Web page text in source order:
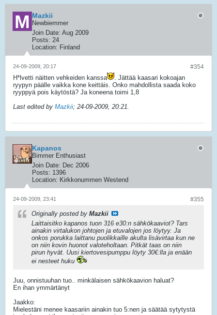
Mazkii
Newbiemmer
Join Date: Aug 2009
Posts: 24
Location: Finland
#354
24-09-2009, 20:17
H*lvetti näitten vehkeiden kanssa
. Jättää kaasari kokoajan
ryypyn päälle vaikka kone keittäis. Onko mahdollista saada koko
ryyppyä pois käytöstä? Ja koneena toimi 1,8
Last edited by Mazkii; 24-09-2009, 20:21.
Kapanos
Bimmer Enthusiast
Join Date: Dec 2006
Posts: 1396
Location: Kirkkonummen Westend
#355
24-09-2009, 23:41
Originally posted by Mazkii
Laittaisitko kapanos tuon 316 e30:n sähkökaaviot? Tars
ainakin virtalukon johtojen ja etuvalojen jos löytyy. Ja
onkos porukka laittanu puolikkaille akulta lisävirtaa kun ne
on niin kovin huonot valoteholtaan. Pitkät taas on niin
pirun hyvät. Uusi kiertovesipumppu löyty 30€:lla ja enään
ei nesteet huku
Juu, onnistuuhan tuo.. minkälaisen sähkökaavion haluat?
En ihan ymmärtänyt
Jaakko:
Mielestäni menee kaasariin ainakin tuo 5:nen ja säätää sytytystä